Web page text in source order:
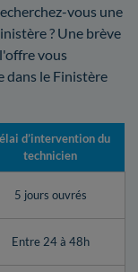
vous une
? Une brève
vous
dans le Finistère
d’intervention du
technicien
5 jours ouvrés
Entre 24 à 48h